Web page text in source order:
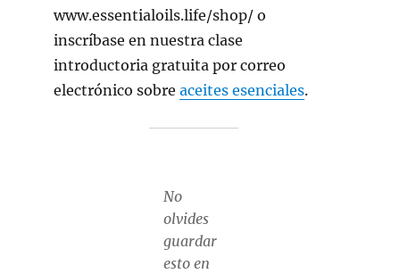
www.essentialoils.life/shop/ o
inscríbase en nuestra clase
introductoria gratuita por correo
electrónico sobre aceites esenciales.
No
olvides
guardar
esto en